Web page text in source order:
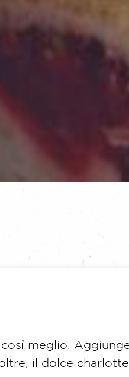
meglio.
il dolce